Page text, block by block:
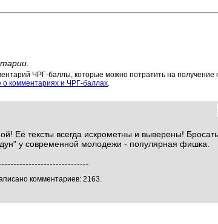
ЧРГ-баллы, которые можно потратить на получение
о комментариях и ЧРГ-баллах.
Её тексты всегда искрометны и выверены!
у современной молодежи - популярная фишка.
комментариев: 2163.